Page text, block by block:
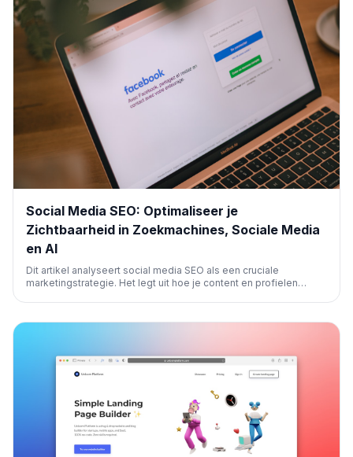
Social Media SEO: Optimaliseer je
Zichtbaarheid in Zoekmachines, Sociale Media
en AI
Dit artikel analyseert social media SEO als een cruciale
marketingstrategie. Het legt uit hoe je content en profielen
voor keyword research en platformspecifieke optimalisatie.